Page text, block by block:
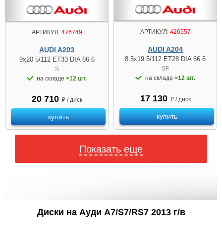
АРТИКУЛ:476749
AUDI A203
9x20 5/112 ET33 DIA 66.6
S
на складе >12 шт.
20 710 ₽ / диск
купить
АРТИКУЛ:426557
AUDI A204
8.5x19 5/112 ET28 DIA 66.6
SF
на складе >12 шт.
17 130 ₽ / диск
купить
Показать еще
Диски на Ауди A7/S7/RS7 2013 г/в